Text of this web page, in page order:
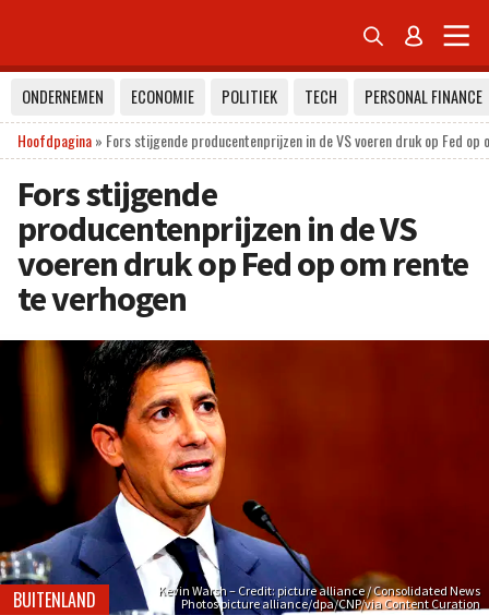
 
ONDERNEMEN ECONOMIE POLITIEK TECH
PERSONAL FINANCE
Hoofdpagina» Fors stijgende producentenprijzen in de VS voeren druk op Fed op
Fors stijgende
producentenprijzen in de VS
voeren druk op Fed op om rente
te verhogen
Kevin Warsh – Credit: picture alliance / Consolidated News
Photos picture alliance/dpa/CNP/via Content Curation
BUITENLAND